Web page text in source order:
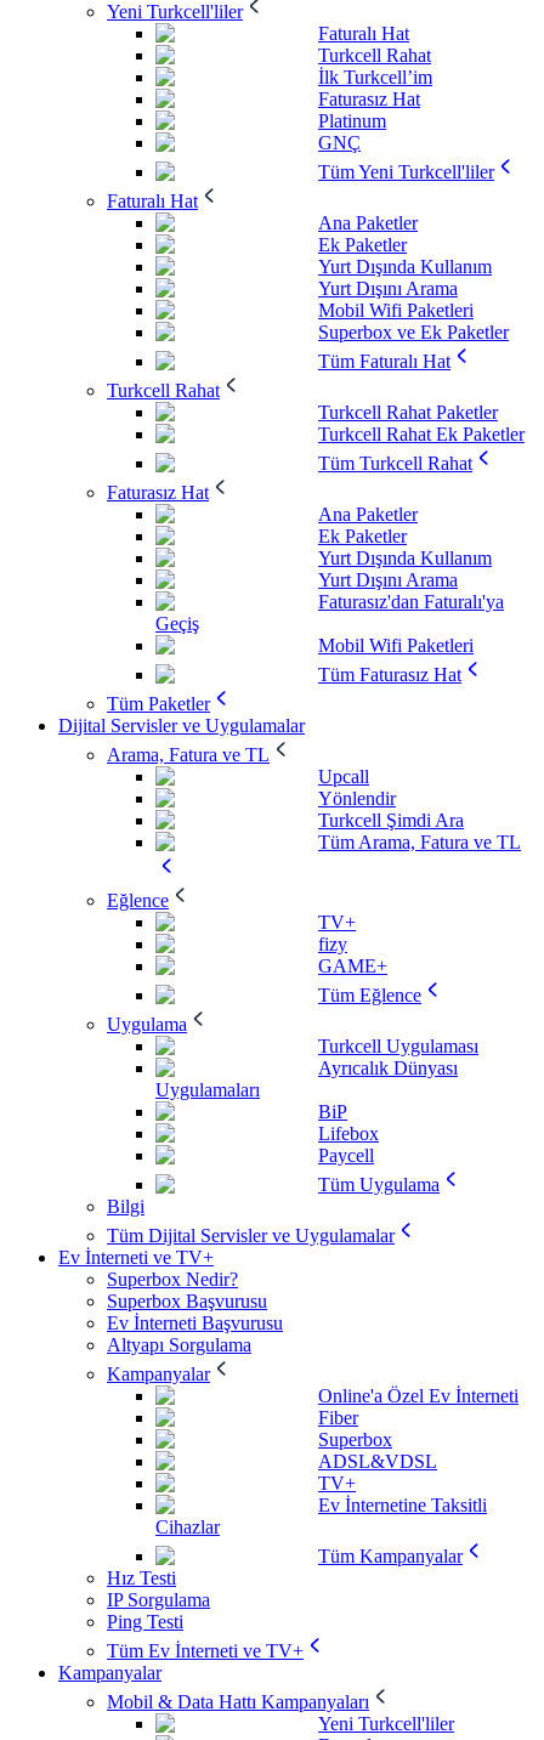
Yeni Turkcell'liler
Faturalı Hat
Turkcell Rahat
İlk Turkcell’im
Faturasız Hat
Platinum
GNÇ
Tüm Yeni Turkcell'liler
Faturalı Hat
Ana Paketler
Ek Paketler
Yurt Dışında Kullanım
Yurt Dışını Arama
Mobil Wifi Paketleri
Superbox ve Ek Paketler
Tüm Faturalı Hat
Turkcell Rahat
Turkcell Rahat Paketler
Turkcell Rahat Ek Paketler
Tüm Turkcell Rahat
Faturasız Hat
Ana Paketler
Ek Paketler
Yurt Dışında Kullanım
Yurt Dışını Arama
Faturasız'dan Faturalı'ya
Geçiş
Mobil Wifi Paketleri
Tüm Faturasız Hat
Tüm Paketler
Dijital Servisler ve Uygulamalar
Arama, Fatura ve TL
Upcall
Yönlendir
Turkcell Şimdi Ara
Tüm Arama, Fatura ve TL
Eğlence
TV+
fizy
GAME+
Tüm Eğlence
Uygulama
Turkcell Uygulaması
Ayrıcalık Dünyası
Uygulamaları
BiP
Lifebox
Paycell
Tüm Uygulama
Bilgi
Tüm Dijital Servisler ve Uygulamalar
Ev İnterneti ve TV+
Superbox Nedir?
Superbox Başvurusu
Ev İnterneti Başvurusu
Altyapı Sorgulama
Kampanyalar
Online'a Özel Ev İnterneti
Fiber
Superbox
ADSL&VDSL
TV+
Ev İnternetine Taksitli
Cihazlar
Tüm Kampanyalar
Hız Testi
IP Sorgulama
Ping Testi
Tüm Ev İnterneti ve TV+
Kampanyalar
Mobil & Data Hattı Kampanyaları
Yeni Turkcell'liler